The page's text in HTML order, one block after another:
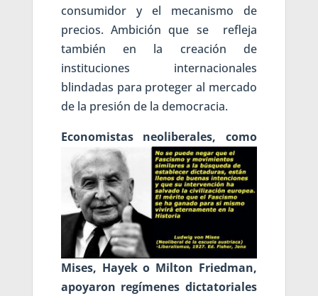
consumidor y el mecanismo de
precios. Ambición que se refleja
también en la creación de
instituciones internacionales
blindadas para proteger al mercado
de la presión de la democracia.
Economistas neoliberales, como
Mises, Hayek o Milton Friedman,
apoyaron regímenes dictatoriales